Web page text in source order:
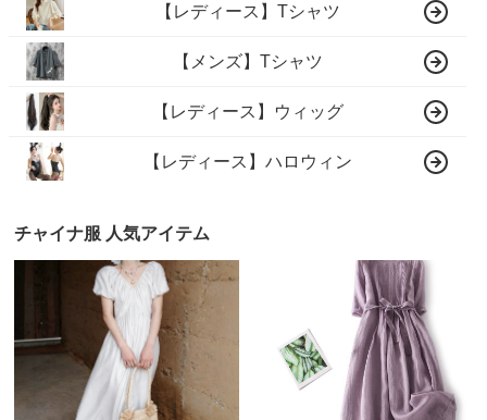
【レディース】Tシャツ
【メンズ】Tシャツ
【レディース】ウィッグ
【レディース】ハロウィン
チャイナ服 人気アイテム